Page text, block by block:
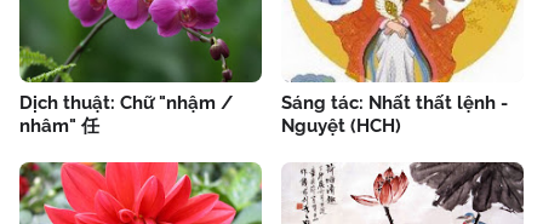
Dịch thuật: Chữ "nhậm /
nhâm" 任
Sáng tác: Nhất thất lệnh -
Nguyệt (HCH)